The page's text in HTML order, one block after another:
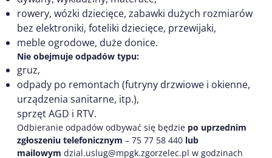
rowery, wózki dziecięce, zabawki dużych rozmiarów
bez elektroniki, foteliki dziecięce, przewijaki,
meble ogrodowe, duże donice.
Nie obejmuje odpadów typu:
gruz,
odpady po remontach (futryny drzwiowe i okienne,
urządzenia sanitarne, itp.),
sprzęt AGD i RTV.
Odbieranie odpadów odbywać się będzie po uprzednim
zgłoszeniu telefonicznym – 75 77 58 440 lub
mailowym dzial.uslug@mpgk.zgorzelec.pl w godzinach